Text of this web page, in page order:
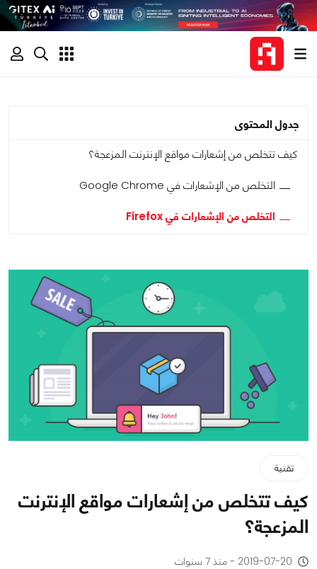
جدول المحتوى
كيف تتخلص من إشعارات مواقع الإنترنت المزعجة؟
التخلص من الإشعارات في Google Chrome
التخلص من الإشعارات في Firefox
تقنية
كيف تتخلص من إشعارات مواقع الإنترنت
المزعجة؟
2019-07-20 - منذ 7 سنوات